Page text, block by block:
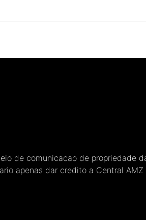
de comunicacao de propriedade
apenas dar credito a Central